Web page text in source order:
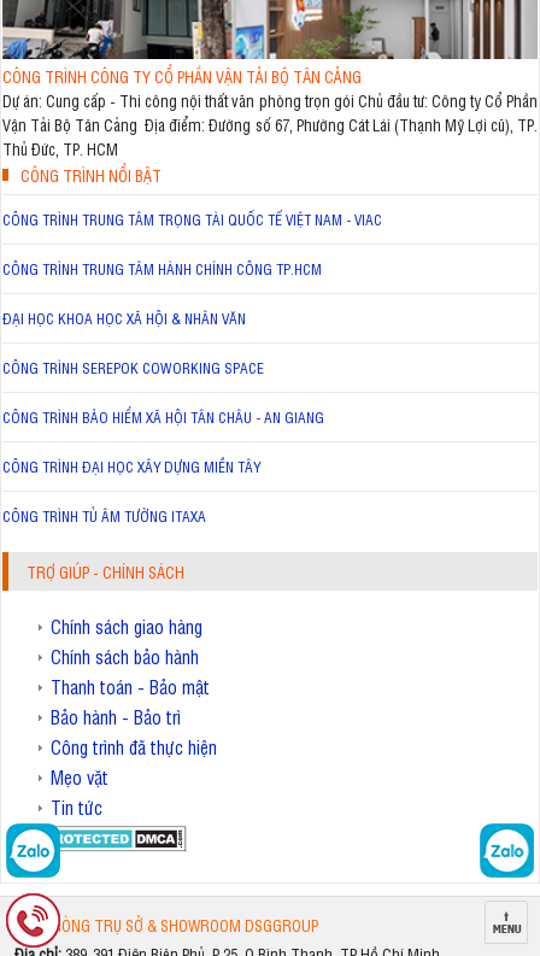
CÔNG TRÌNH CÔNG TY CỔ PHẦN VẬN TẢI BỘ TÂN CẢNG
Dự án: Cung cấp - Thi công nội thất văn phòng trọn gói Chủ đầu tư: Công ty Cổ Phần
Vận Tải Bộ Tân Cảng Địa điểm: Đường số 67, Phường Cát Lái (Thạnh Mỹ Lợi cũ), TP.
Thủ Đức, TP. HCM
CÔNG TRÌNH NỔI BẬT
CÔNG TRÌNH TRUNG TÂM TRỌNG TÀI QUỐC TẾ VIỆT NAM - VIAC
CÔNG TRÌNH TRUNG TÂM HÀNH CHÍNH CÔNG TP.HCM
ĐẠI HỌC KHOA HỌC XÃ HỘI & NHÂN VĂN
CÔNG TRÌNH SEREPOK COWORKING SPACE
CÔNG TRÌNH BẢO HIỂM XÃ HỘI TÂN CHÂU - AN GIANG
CÔNG TRÌNH ĐẠI HỌC XÂY DỰNG MIỀN TÂY
CÔNG TRÌNH TỦ ÂM TƯỜNG ITAXA
TRỢ GIÚP - CHÍNH SÁCH
Chính sách giao hàng
Chính sách bảo hành
Thanh toán - Bảo mật
Bảo hành - Bảo trì
Công trình đã thực hiện
Mẹo vặt
Tin tức
VĂN PHÒNG TRỤ SỞ & SHOWROOM DSGGROUP